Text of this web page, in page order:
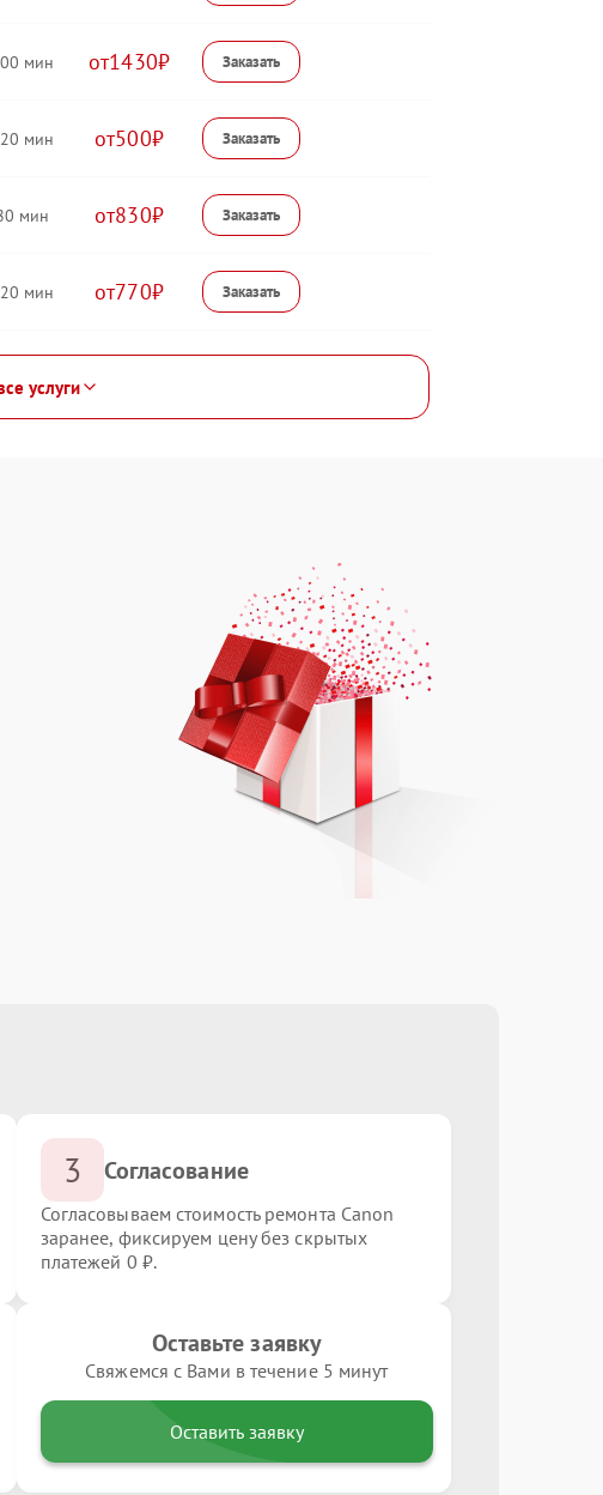
1430
500
830
770
услуги
3 Согласование
Согласовываем стоимость ремонта Canon
заранее, фиксируем цену без скрытых
платежей 0 ₽.
Оставьте заявку
Свяжемся с Вами в течение 5 минут
Оставить заявку